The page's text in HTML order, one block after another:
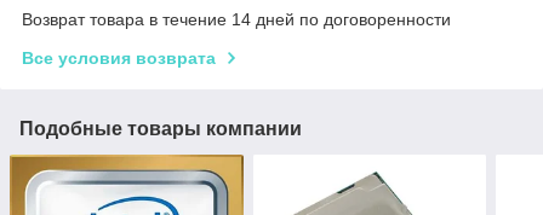
Возврат товара в течение 14 дней по договоренности
Все условия возврата
Подобные товары компании